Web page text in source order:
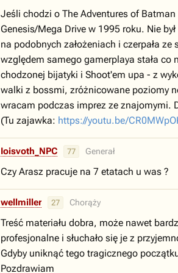
Jeśli chodzi o The Adventures of
Genesis/Mega Drive w 1995 roku. Nie
na podobnych założeniach i czerpała
względem samego gamerplaya stała
chodzonej bijatyki i Shoot'em upa - z
walki z bossmi, zróżnicowane poziomy
wracam podczas imprez ze znajomymi.
(Tu zajawka: https://youtu.be/
Ioisvoth_NPC 77 Generał
Czy Arasz pracuje na 7 etatach u was ?
wellmiller 27 Chorąży
Treść materiału dobra, może nawet
profesjonalne i słuchało się je z
Gdyby uniknąć tego tragicznego
Pozdrawiam